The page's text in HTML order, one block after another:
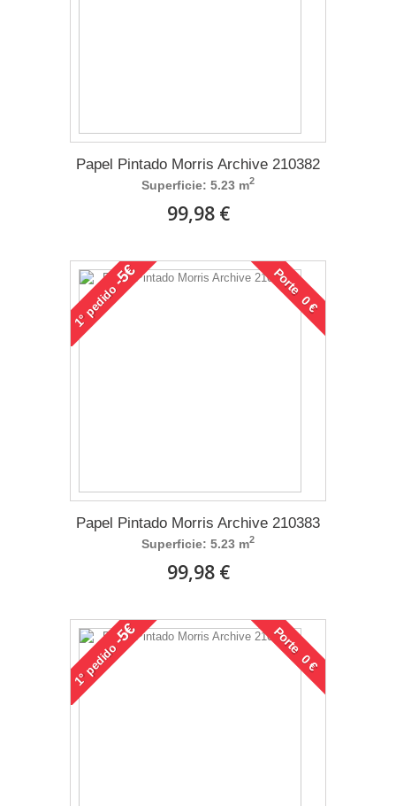
Papel Pintado Morris Archive 210382
Superficie: 5.23 m2
99,98 €
1°
pedido
-5€ Porte 0 €
Papel Pintado Morris Archive 210383
Superficie: 5.23 m2
99,98 €
1°
pedido
-5€ Porte 0 €